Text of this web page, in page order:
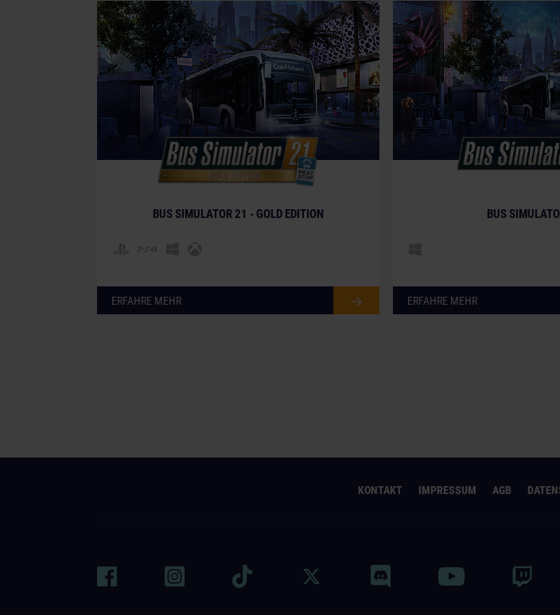
BUS SIMULATOR 21 - GOLD EDITION
ERFAHRE MEHR
BUS
ERFAHRE MEHR
KONTAKT IMPRESSUM AGB